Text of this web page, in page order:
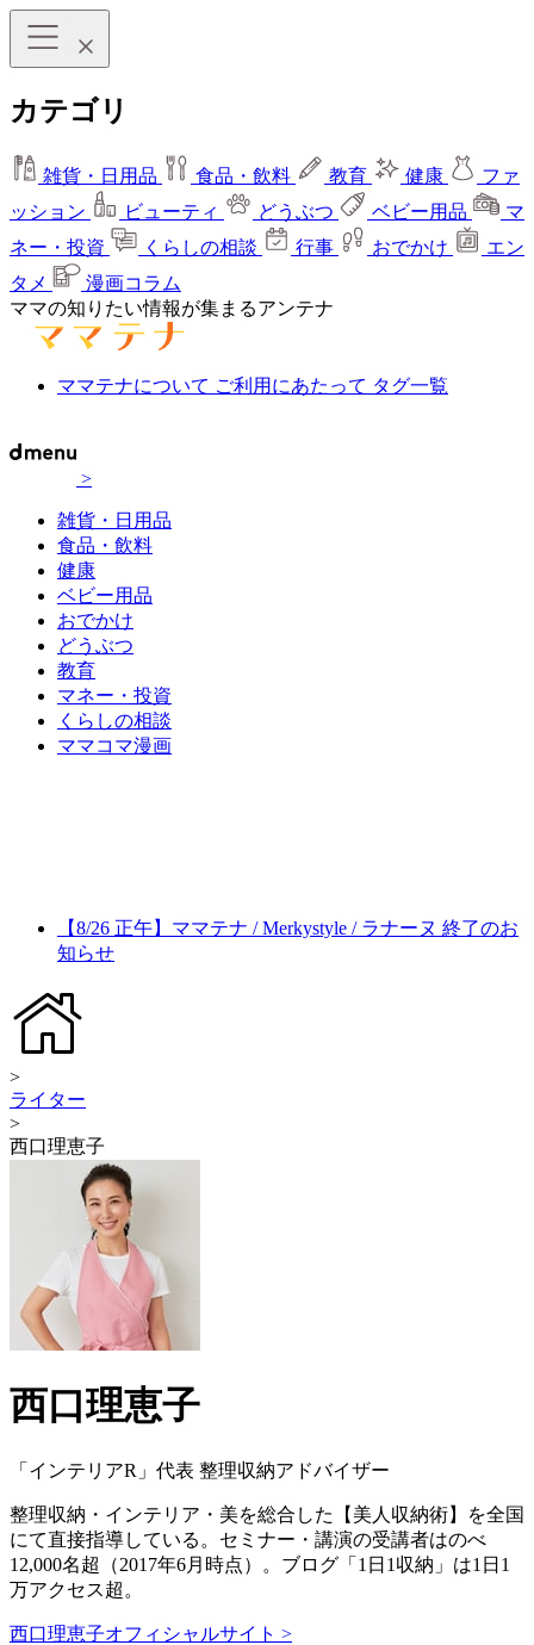
カテゴリ
雑貨・日用品 食品・飲料 教育 健康
ファ
ッション
ビューティ どうぶつ ベビー用品
マ
ネー・投資
くらしの相談 行事 おでかけ
エン
タメ
漫画コラム
ママの知りたい情報が集まるアンテナ
ママテナについて ご利用にあたって タグ一覧
>
雑貨・日用品
食品・飲料
健康
ベビー用品
おでかけ
どうぶつ
教育
マネー・投資
くらしの相談
ママコマ漫画
【8/26 正午】ママテナ / Merkystyle / ラナーヌ 終了のお
知らせ
>
ライター
>
西口理恵子
西口理恵子
「インテリアR」代表 整理収納アドバイザー
整理収納・インテリア・美を総合した【美人収納術】を全国
にて直接指導している。セミナー・講演の受講者はのべ
12,000名超（2017年6月時点）。ブログ「1日1収納」は1日1
万アクセス超。
西口理恵子オフィシャルサイト >